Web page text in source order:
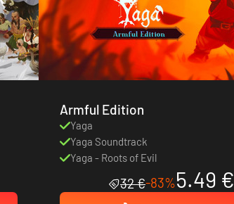
Armful Edition
Yaga
Yaga Soundtrack
Yaga - Roots of Evil
32 €-83%5.49 €